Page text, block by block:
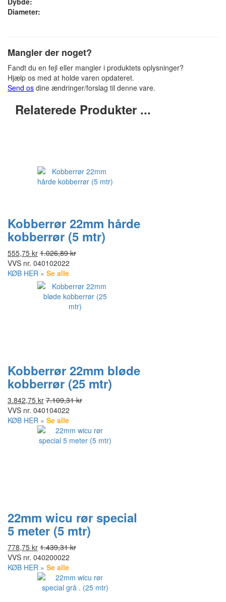
Diameter:
Mangler der noget?
Fandt du en fejl eller mangler i produktets oplysninger?
Hjælp os med at holde varen opdateret.
Send os dine ændringer/forslag til denne vare.
Relaterede Produkter ...
Kobberrør 22mm hårde
kobberrør (5 mtr)
555,75 kr 1.026,89 kr
VVS nr. 040102022
KØB HER » Se alle
Kobberrør 22mm bløde
kobberrør (25 mtr)
3.842,75 kr 7.109,31 kr
VVS nr. 040104022
KØB HER » Se alle
22mm wicu rør special
5 meter (5 mtr)
778,75 kr 1.439,31 kr
VVS nr. 040200022
KØB HER » Se alle